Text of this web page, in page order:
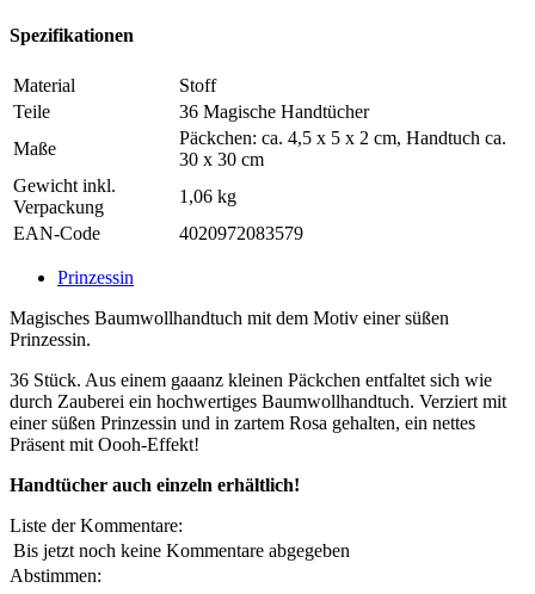
Spezifikationen
Material
Stoff
Teile
36 Magische Handtücher
Maße
Päckchen: ca. 4,5 x 5 x 2 cm, Handtuch ca.
30 x 30 cm
Gewicht inkl.
Verpackung
1,06 kg
EAN-Code
4020972083579
Prinzessin
Magisches Baumwollhandtuch mit dem Motiv einer süßen
Prinzessin.
36 Stück. Aus einem gaaanz kleinen Päckchen entfaltet sich wie
durch Zauberei ein hochwertiges Baumwollhandtuch. Verziert mit
einer süßen Prinzessin und in zartem Rosa gehalten, ein nettes
Präsent mit Oooh-Effekt!
Handtücher auch einzeln erhältlich!
Liste der Kommentare:
Bis jetzt noch keine Kommentare abgegeben
Abstimmen: